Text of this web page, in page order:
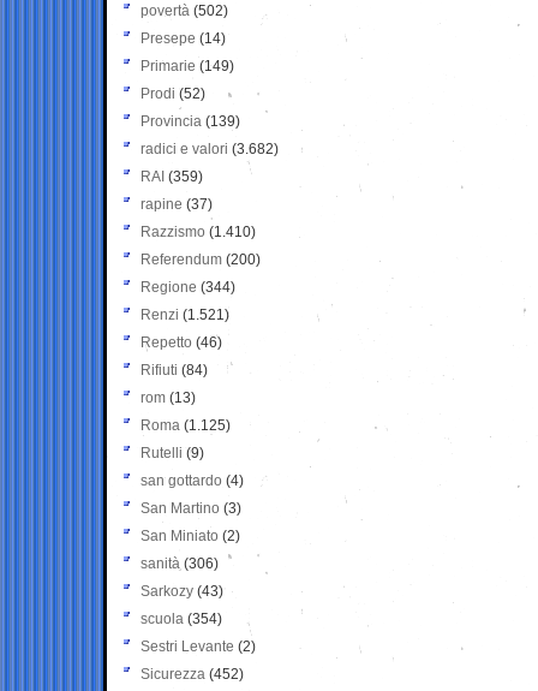
povertà (502)
Presepe (14)
Primarie (149)
Prodi (52)
Provincia (139)
radici e valori (3.682)
RAI (359)
rapine (37)
Razzismo (1.410)
Referendum (200)
Regione (344)
Renzi (1.521)
Repetto (46)
Rifiuti (84)
rom (13)
Roma (1.125)
Rutelli (9)
san gottardo (4)
San Martino (3)
San Miniato (2)
sanità (306)
Sarkozy (43)
scuola (354)
Sestri Levante (2)
Sicurezza (452)